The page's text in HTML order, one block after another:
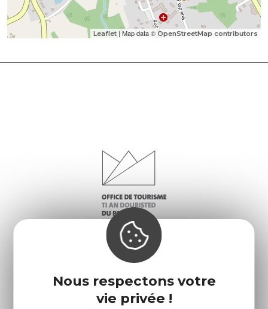
Nous respectons votre
vie privée !
Leaflet | Map data © OpenStreetMap contributors
Infos pratiques
Nos accueils